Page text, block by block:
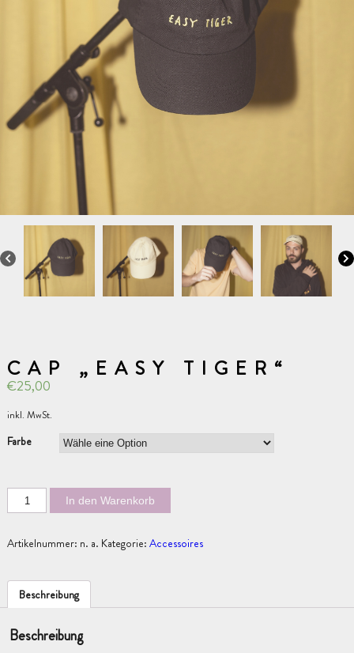
CAP „EASY TIGER“
€25,00
inkl. MwSt.
Farbe
In den Warenkorb
Artikelnummer: n. a. Kategorie: Accessoires
Beschreibung
Beschreibung